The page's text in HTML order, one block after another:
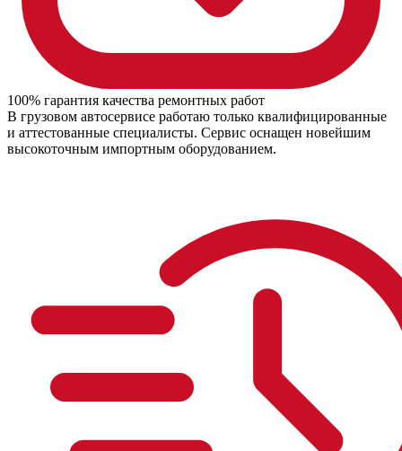
100% гарантия качества ремонтных работ
В грузовом автосервисе работаю только квалифицированные
и аттестованные специалисты. Сервис оснащен новейшим
высокоточным импортным оборудованием.